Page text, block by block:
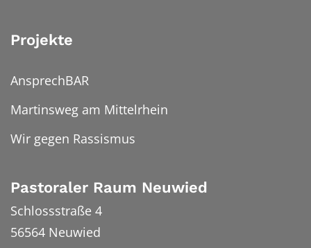
Projekte
AnsprechBAR
Martinsweg am Mittelrhein
Wir gegen Rassismus
Pastoraler Raum Neuwied
Schlossstraße 4
56564 Neuwied